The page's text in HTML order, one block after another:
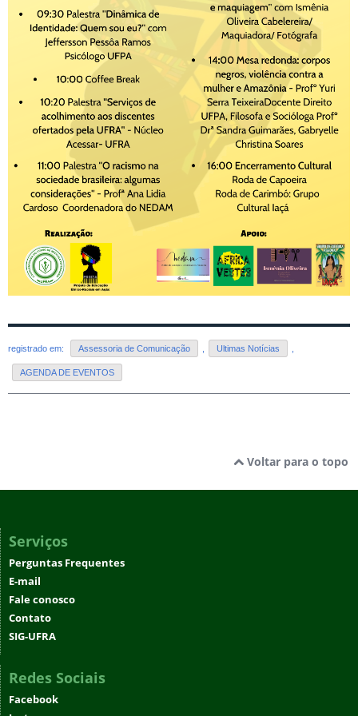
registrado em: Assessoria de Comunicação Ultimas Notícias
AGENDA DE EVENTOS
Voltar para o topo
Serviços
Perguntas Frequentes
E-mail
Fale conosco
Contato
SIG-UFRA
Redes Sociais
Facebook